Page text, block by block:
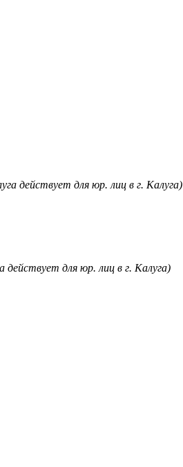
действует для юр. лиц в г. Калуга)
действует для юр. лиц в г. Калуга)